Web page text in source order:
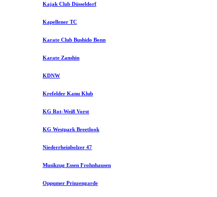
Kajak Club Düsseldorf
Kapellener TC
Karate Club Bushido Bonn
Karate Zanshin
KDNW
Krefelder Kanu Klub
KG Rot-Weiß Vorst
KG Westpark Breetlook
Niederrheinbolzer 47
Musikzug Essen Frohnhausen
Oppumer Prinzengarde